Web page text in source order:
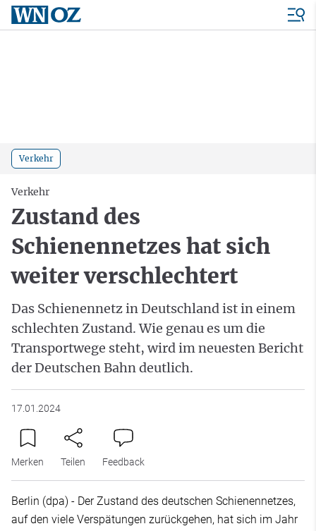
Verkehr
Verkehr
Zustand des
Schienennetzes hat sich
weiter verschlechtert
Das Schienennetz in Deutschland ist in einem
schlechten Zustand. Wie genau es um die
Transportwege steht, wird im neuesten Bericht
der Deutschen Bahn deutlich.
17.01.2024
Merken Teilen Feedback
Berlin (dpa) - Der Zustand des deutschen Schienennetzes,
auf den viele Verspätungen zurückgehen, hat sich im Jahr